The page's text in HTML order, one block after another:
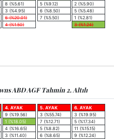
8 (%5.61)
3 (%4.95)
6 (%20.01)
4 (%1.50)
5 (%9.12)
6 (%8.50)
7 (%5.50)
2 (%5.90)
5 (%5.48)
1 (%2.81)
3 (%1.24)
ABD AGF Tahmin 2. Altılı
4. AYAK
9 (%19.56)
1 (%18.05)
4 (%16.65)
3 (%11.40)
5. AYAK
3 (%55.74)
7 (%12.71)
5 (%8.82)
6 (%8.65)
6. AYAK
3 (%19.95)
5 (%17.34)
11 (%15.15)
9 (%12.24)